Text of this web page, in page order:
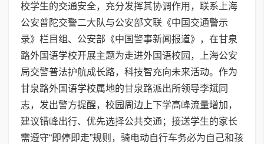
校学生的交通安全，充分发挥其协调作用，联系上海
公安普陀交警二大队与公安部文联《中国交通警示
录》栏目组、公安部《中国警事新闻报道》，在甘泉
路外国语学校开展主题为走进外国语校园，上海公安
局交警普法护航成长路，科技智充向未来活动。作为
甘泉路外国语学校属地的甘泉路派出所领导李斌同
志，发出警方提醒，校园周边上下学高峰流量增加，
建议错峰出行、优先选择公共交通；接送学生的家长
需遵守“即停即走”规则，骑电动自行车务必为自己和孩